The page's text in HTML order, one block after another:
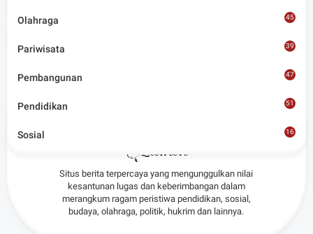
Admin
Situs berita terpercaya yang mengunggulkan nilai
kesantunan lugas dan keberimbangan dalam
merangkum ragam peristiwa pendidikan, sosial,
budaya, olahraga, politik, hukrim dan lainnya.
Olahraga 45
Pariwisata 39
Pembangunan 47
Pendidikan 51
Sosial
16